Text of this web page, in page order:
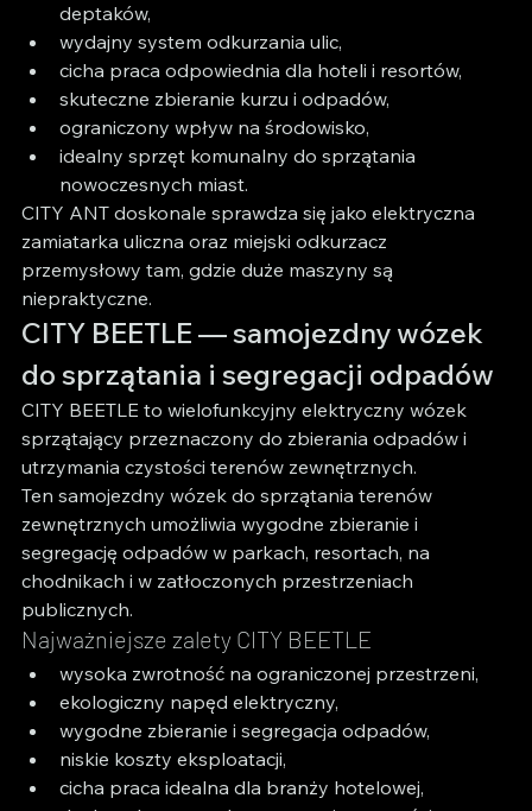
deptaków,
wydajny system odkurzania ulic,
cicha praca odpowiednia dla hoteli i resortów,
skuteczne zbieranie kurzu i odpadów,
ograniczony wpływ na środowisko,
idealny sprzęt komunalny do sprzątania
nowoczesnych miast.
CITY ANT doskonale sprawdza się jako elektryczna
zamiatarka uliczna oraz miejski odkurzacz
przemysłowy tam, gdzie duże maszyny są
niepraktyczne.
CITY BEETLE — samojezdny wózek
do sprzątania i segregacji odpadów
CITY BEETLE to wielofunkcyjny elektryczny wózek
sprzątający przeznaczony do zbierania odpadów i
utrzymania czystości terenów zewnętrznych.
Ten samojezdny wózek do sprzątania terenów
zewnętrznych umożliwia wygodne zbieranie i
segregację odpadów w parkach, resortach, na
chodnikach i w zatłoczonych przestrzeniach
publicznych.
Najważniejsze zalety CITY BEETLE
wysoka zwrotność na ograniczonej przestrzeni,
ekologiczny napęd elektryczny,
wygodne zbieranie i segregacja odpadów,
niskie koszty eksploatacji,
cicha praca idealna dla branży hotelowej,